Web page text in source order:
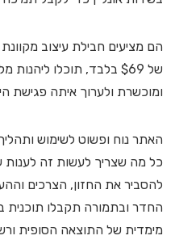
הם מציעים חבילת עיצוב
של $69 בלבד, תוכלו
ומוכשרת ולערוך איתה פגישת
האתר נוח ופשוט לשימוש
כל מה שצריך לעשות זה
להסביר את החזון, הצרכים
החדר ובתמורה תקבלו
מימדית של התוצאה הסופית